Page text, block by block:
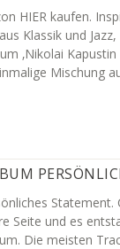
HIER kaufen.
Klassik und
‚Nikolai
Mischung
Statement.
Seite und es
Die meisten